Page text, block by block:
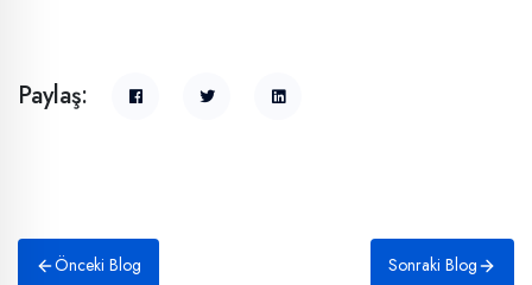
Paylaş:
Önceki Blog Sonraki Blog